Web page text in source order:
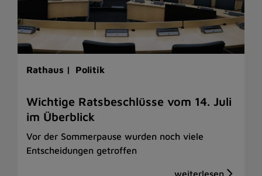
Rathaus | Politik
Wichtige Ratsbeschlüsse vom 14. Juli
im Überblick
Vor der Sommerpause wurden noch viele
Entscheidungen getroffen